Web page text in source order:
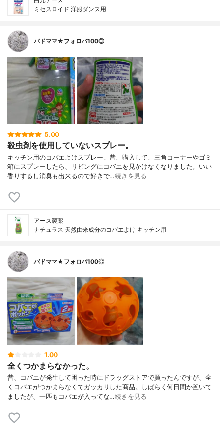
ミセスロイド 洋服ダンス用
バドママ★フォロバ100◎
5.00
殺虫剤を使用していないスプレー。
キッチン用のコバエよけスプレー。昔、購入して、三角コーナーやゴミ
箱にスプレーしたら、リビングにコバエを見かけなくなりました。いい
香りするし消臭も出来るので好きで…続きを見る
アース製薬
ナチュラス 天然由来成分のコバエよけ キッチン用
バドママ★フォロバ100◎
1.00
全くつかまらなかった。
昔、コバエが発生して困った時にドラッグストアで買ったんですが、全
くコバエがつかまらなくてガッカリした商品。しばらく何日間か置いて
ましたが、一匹もコバエが入ってな…続きを見る